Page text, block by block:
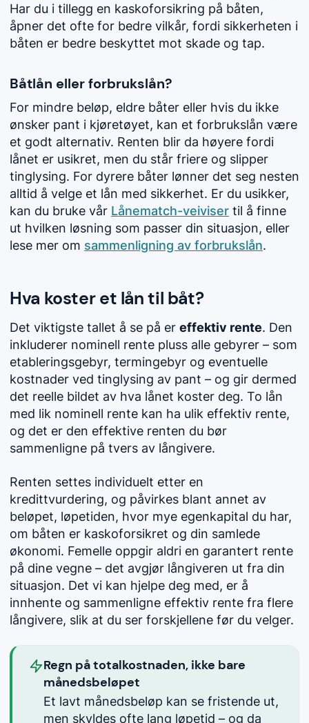
Har du i tillegg en kaskoforsikring på båten,
åpner det ofte for bedre vilkår, fordi sikkerheten i
båten er bedre beskyttet mot skade og tap.
Båtlån eller forbrukslån?
For mindre beløp, eldre båter eller hvis du ikke
ønsker pant i kjøretøyet, kan et forbrukslån være
et godt alternativ. Renten blir da høyere fordi
lånet er usikret, men du står friere og slipper
tinglysing. For dyrere båter lønner det seg nesten
alltid å velge et lån med sikkerhet. Er du usikker,
kan du bruke vår Lånematch-veiviser til å finne
ut hvilken løsning som passer din situasjon, eller
lese mer om sammenligning av forbrukslån.
Hva koster et lån til båt?
Det viktigste tallet å se på er effektiv rente. Den
inkluderer nominell rente pluss alle gebyrer – som
etableringsgebyr, termingebyr og eventuelle
kostnader ved tinglysing av pant – og gir dermed
det reelle bildet av hva lånet koster deg. To lån
med lik nominell rente kan ha ulik effektiv rente,
og det er den effektive renten du bør
sammenligne på tvers av långivere.
Renten settes individuelt etter en
kredittvurdering, og påvirkes blant annet av
beløpet, løpetiden, hvor mye egenkapital du har,
om båten er kaskoforsikret og din samlede
økonomi. Femelle oppgir aldri en garantert rente
på dine vegne – det avgjør långiveren ut fra din
situasjon. Det vi kan hjelpe deg med, er å
innhente og sammenligne effektiv rente fra flere
långivere, slik at du ser forskjellene før du velger.
Regn på totalkostnaden, ikke bare
månedsbeløpet
Et lavt månedsbeløp kan se fristende ut,
men skyldes ofte lang løpetid – og da